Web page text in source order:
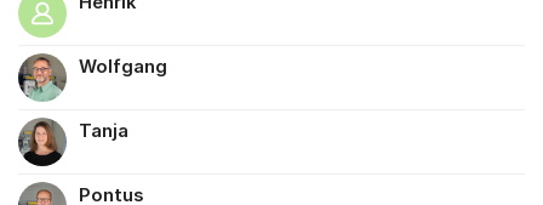
Wolfgang
Tanja
Pontus